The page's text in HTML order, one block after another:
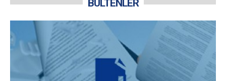
BÜLTENLER